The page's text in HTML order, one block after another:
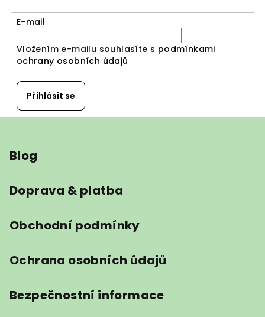
E-mail
Vložením e-mailu souhlasíte s podmínkami
ochrany osobních údajů
Přihlásit se
Blog
Doprava & platba
Obchodní podmínky
Ochrana osobních údajů
Bezpečnostní informace